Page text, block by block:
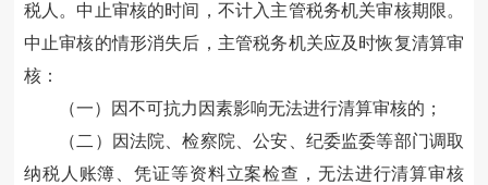
税人。中止审核的时间，不计入主管税务机关审核期限。
中止审核的情形消失后， 主管税务机关应及时恢复清算审
核：
（一）因不可抗力因素影响无法进行清算审核的 ；
（二）
因法院、检察院、公安、纪委监委等部门调取
纳税人账簿、凭证等资料立案检查，无法进行清算审核